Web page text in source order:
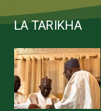
LA TARIKHA